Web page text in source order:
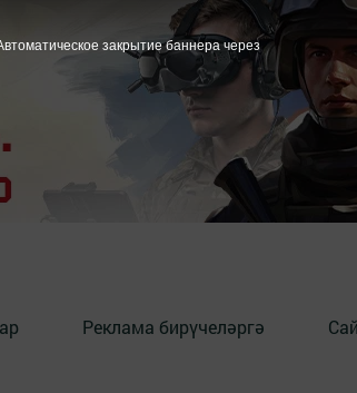
Реклама бирүчеләргә
закрытие баннера через